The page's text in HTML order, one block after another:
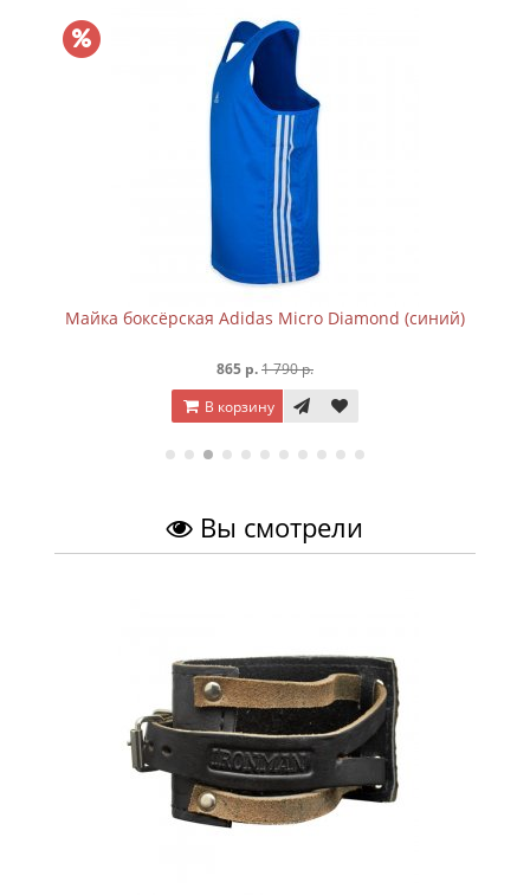
Майка боксёрская Adidas Micro Diamond (синий)
865 р.1 790 р.
В корзину
Вы смотрели